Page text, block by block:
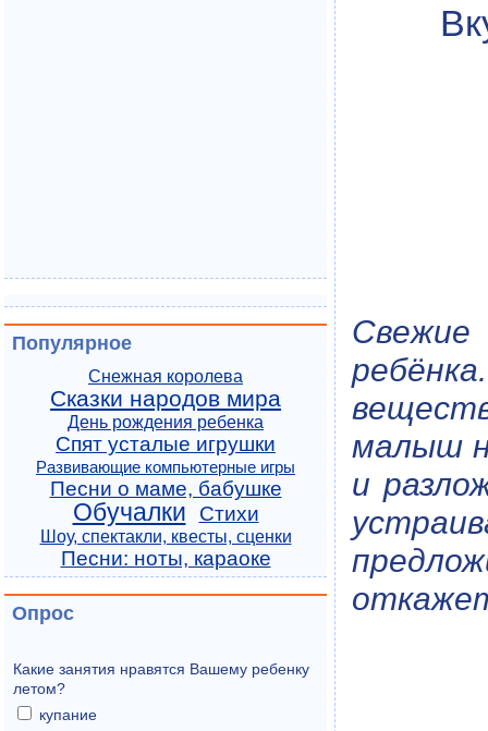
малыш
и
Популярное
Снежная королева
Сказки народов мира
День рождения ребенка
Спят усталые игрушки
Развивающие компьютерные игры
Песни о маме, бабушке
Обучалки Стихи
Шоу, спектакли, квесты, сценки
Песни: ноты, караоке
Опрос
Какие занятия нравятся Вашему ребенку
летом?
купание